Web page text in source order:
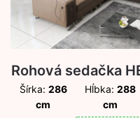
Rohová sedačka
Šírka: 286
cm
Hĺbka: 288
cm